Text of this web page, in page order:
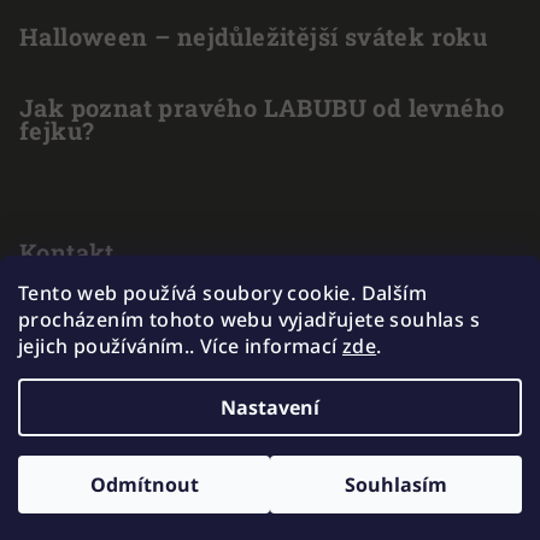
Tento web používá soubory cookie. Dalším
procházením tohoto webu vyjadřujete souhlas s
jejich používáním.. Více informacízde.
Nastavení
Odmítnout Souhlasím
Halloween – nejdůležitější svátek roku
Jak poznat pravého LABUBU od levného
fejku?
Kontakt
info@ outlet-hracek.cz
775 211 969
EXKAKADU. Všechna práva vyhrazena.
Vytvořil Shoptet